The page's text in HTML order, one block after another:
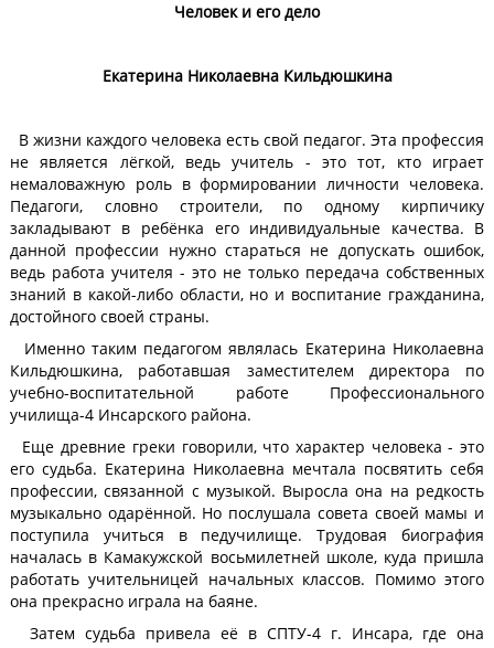
Человек и его дело
Екатерина Николаевна Кильдюшкина
В жизни каждого человека есть свой педагог. Эта профессия
не является лёгкой, ведь учитель - это тот, кто играет
немаловажную роль в формировании личности человека.
Педагоги, словно строители, по одному кирпичику
закладывают в ребёнка его индивидуальные качества. В
данной профессии нужно стараться не допускать ошибок,
ведь работа учителя - это не только передача собственных
знаний в какой-либо области, но и воспитание гражданина,
достойного своей страны.
Именно таким педагогом являлась Екатерина Николаевна
Кильдюшкина, работавшая заместителем директора по
учебно-воспитательной работе Профессионального
училища-4 Инсарского района.
Еще древние греки говорили, что характер человека - это
его судьба. Екатерина Николаевна мечтала посвятить себя
профессии, связанной с музыкой. Выросла она на редкость
музыкально одарённой. Но послушала совета своей мамы и
поступила учиться в педучилище. Трудовая биография
началась в Камакужской восьмилетней школе, куда пришла
работать учительницей начальных классов. Помимо этого
она прекрасно играла на баяне.
Затем судьба привела её в СПТУ-4 г. Инсара, где она